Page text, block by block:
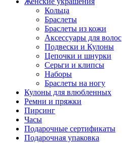
Кольца
Браслеты
Браслеты из кожи
Аксессуары для волос
Подвески и Кулоны
Цепочки и шнурки
Серьги и клипсы
Наборы
Браслеты на ногу
Кулоны для влюбленных
Ремни и пряжки
Пирсинг
Часы
Подарочные сертификаты
Подарочная упаковка